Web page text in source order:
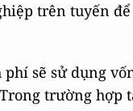
trên tuyến
sẽ sử dụng
trường